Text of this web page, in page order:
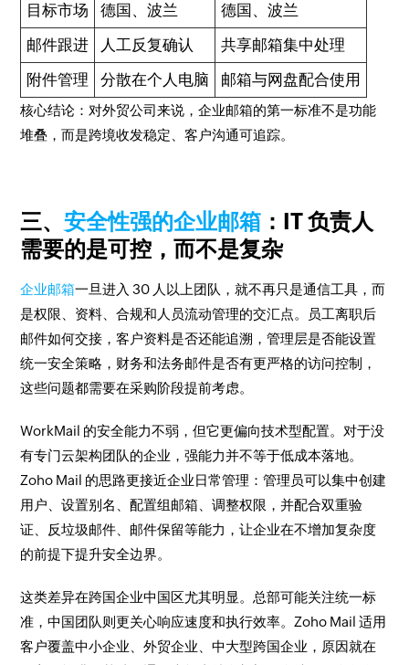
目标市场
德国、波兰
德国、波兰
邮件跟进
人工反复确认
共享邮箱集中处理
附件管理
分散在个人电脑 邮箱与网盘配合使用
核心结论：对外贸公司来说，企业邮箱的第一标准不是功能
堆叠，而是跨境收发稳定、客户沟通可追踪。
三、安全性强的企业邮箱 ：IT 负责人
需要的是可控，而不是复杂
企业邮箱一旦进入 30 人以上团队，就不再只是通信工具，而
是权限、资料、合规和人员流动管理的交汇点。员工离职后
邮件如何交接，客户资料是否还能追溯，管理层是否能设置
统一安全策略，财务和法务邮件是否有更严格的访问控制，
这些问题都需要在采购阶段提前考虑。
WorkMail 的安全能力不弱，但它更偏向技术型配置。对于没
有专门云架构团队的企业，强能力并不等于低成本落地。
Zoho Mail 的思路更接近企业日常管理：管理员可以集中创建
用户、设置别名、配置组邮箱、调整权限，并配合双重验
证、反垃圾邮件、邮件保留等能力，让企业在不增加复杂度
的前提下提升安全边界。
这类差异在跨国企业中国区尤其明显。总部可能关注统一标
准，中国团队则更关心响应速度和执行效率。Zoho Mail 适用
客户覆盖中小企业、外贸企业、中大型跨国企业，原因就在